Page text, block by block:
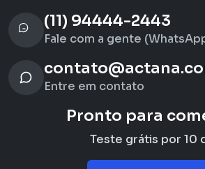
(11) 94444-2443
Fale com a gente
Entre em contato
Pronto para
Teste grátis por 10